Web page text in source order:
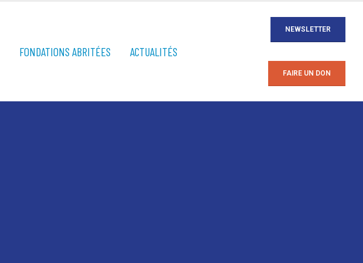
FONDATIONS ABRITÉES ACTUALITÉS
NEWSLETTER
FAIRE UN DON